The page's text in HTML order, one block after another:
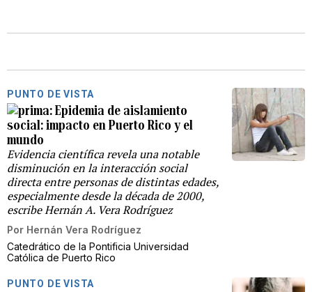
PUNTO DE VISTA
Epidemia de aislamiento
social: impacto en Puerto Rico y el
mundo
Evidencia científica revela una notable
disminución en la interacción social
directa entre personas de distintas edades,
especialmente desde la década de 2000,
escribe Hernán A. Vera Rodríguez
Por Hernán Vera Rodríguez
Catedrático de la Pontificia Universidad
Católica de Puerto Rico
PUNTO DE VISTA